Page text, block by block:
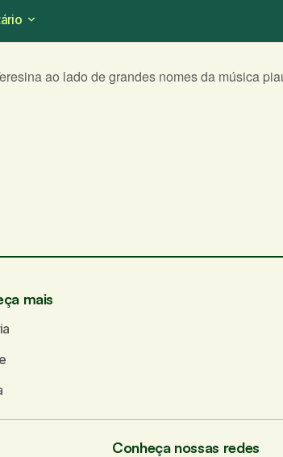
ao lado de grandes nomes da música
mais
Conheça nossas redes